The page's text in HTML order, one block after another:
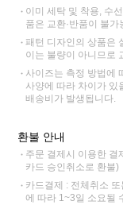
이미 세탁 및 착용, 수
품은 교환·반품이 불가
패턴 디자인의 상품은
이는 불량이 아니므로
사이즈는 측정 방법에
사양에 따라 차이가 있
배송비가 발생됩니다.
환불 안내
주문 결제시 이용한 결
카드 승인취소로 환불)
카드결제 : 전체취소
에 따라 1~3일 소요될